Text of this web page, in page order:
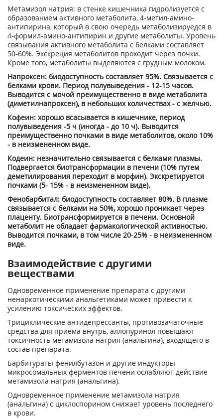
Метамизол натрия: в стенке кишечника гидролизуется с
образованием активного метаболита, 4-метил-амино-
антипирина, который в свою очередь метаболизируедся в
4-формил-амино-антипирин и другие метаболиты. Уровень
связывания активного метаболита с белками составляет
50-60%. Экскреция метаболитов проходит через почки.
Кроме того, метаболиты выделяются с грудным молоком.
Напроксен: биодоступность составляет 95%. Связывается с
белками крови. Период полувыведения - 12-15 часов.
Выводится с мочой преимущественно в виде метаболита
(диметилнапроксен), в небольших количествах - с желчью.
Кофеин: хорошо всасывается в кишечнике, период
полувыведения -5 ч (иногда - до 10 ч). Выводится
преимущественно почками в виде метаболитов, около 10%
- в неизмененном виде.
Кодеин: незначительно связывается с белками плазмы.
Подвергается биотрансформации в печени (10% путем
деметилирования переходит в морфин). Экскретируется
почками (5- 15% - в неизмененном виде).
Фенобарбитал: биодоступность составляет 80%. В плазме
связывается с белками на 50%, хорошо проникает через
плаценту. Биотрансформируется в печени. Основной
метаболит не обладает фармакологической активностью.
Выводится почками, в том числе 20-25% - в неизмененном
виде.
Взаимодействие с другими
веществами
Одновременное применение препарата с другими
ненаркотическими анальгетиками может привести к
усилению токсических эффектов.
Трициклические антидепрессанты, противозачаточные
средства для приема внутрь, аллопуринол повышают
токсичность метамизола натрия (анальгина), входящего в
состав препарата.
Барбитураты фенилбутазон и другие индукторы
микросомальных ферментов печени ослабляют действие
метамизола натрия (анальгина).
Одновременное применение метамизола натрия
(анальгина) с циклоспорином снижает уровень последнего
в крови.